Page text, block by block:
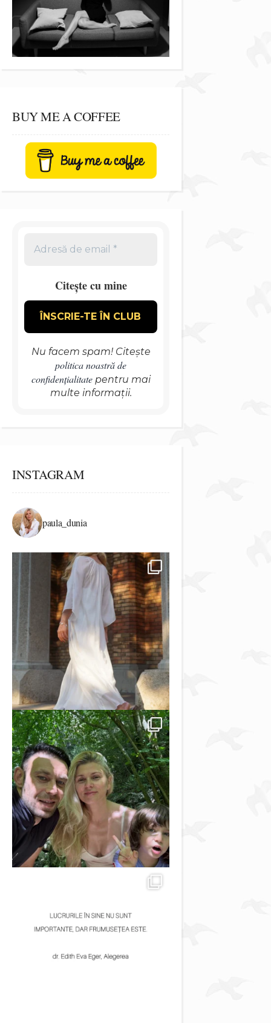
BUY ME A COFFEE
Citește cu mine
Nu facem spam! Citește
politica noastră de
confidențialitatepentru mai
multe informații.
INSTAGRAM
paula_dunia